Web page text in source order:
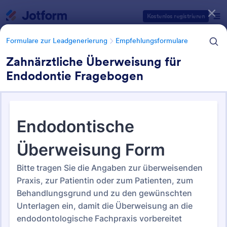
Kostenlos registrieren
Formulare zur Leadgenerierung Empfehlungsformulare
Zahnärztliche Überweisung für
Endodontie Fragebogen
Empfehlungsformulare
19 Vorlagen
Formularvorlagen Kategorien